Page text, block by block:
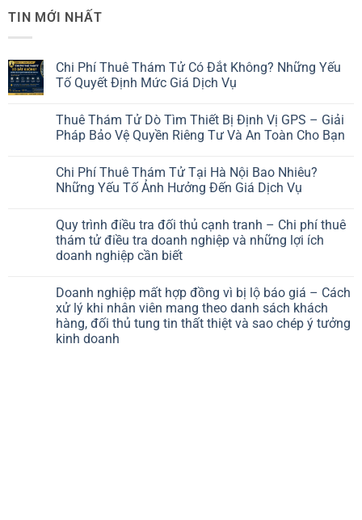
TIN MỚI NHẤT
Chi Phí Thuê Thám Tử Có Đắt Không? Những Yếu
Tố Quyết Định Mức Giá Dịch Vụ
Thuê Thám Tử Dò Tìm Thiết Bị Định Vị GPS – Giải
Pháp Bảo Vệ Quyền Riêng Tư Và An Toàn Cho Bạn
Chi Phí Thuê Thám Tử Tại Hà Nội Bao Nhiêu?
Những Yếu Tố Ảnh Hưởng Đến Giá Dịch Vụ
Quy trình điều tra đối thủ cạnh tranh – Chi phí thuê
thám tử điều tra doanh nghiệp và những lợi ích
doanh nghiệp cần biết
Doanh nghiệp mất hợp đồng vì bị lộ báo giá – Cách
xử lý khi nhân viên mang theo danh sách khách
hàng, đối thủ tung tin thất thiệt và sao chép ý tưởng
kinh doanh